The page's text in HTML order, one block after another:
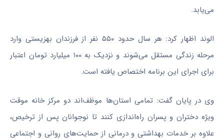
می‌یابد.
الوند اظهار کرد: هر سال حدود ۵۵۰ نفر از فرزندان بهزیستی وارد
مرحله زندگی مستقل می‌شوند و نزدیک به ۱۰۰ میلیارد تومان اعتبار
برای اجرای این برنامه اختصاص یافته است.
وی در پایان گفت: تمامی استان‌ها موظف‌اند دو مرکز خانه موقت
ویژه دختران و پسران راه‌اندازی کنند تا نوجوانان پس از ترخیص،
علاوه بر خدمات بهداشتی و درمانی از حمایت‌های روانی و اجتماعی